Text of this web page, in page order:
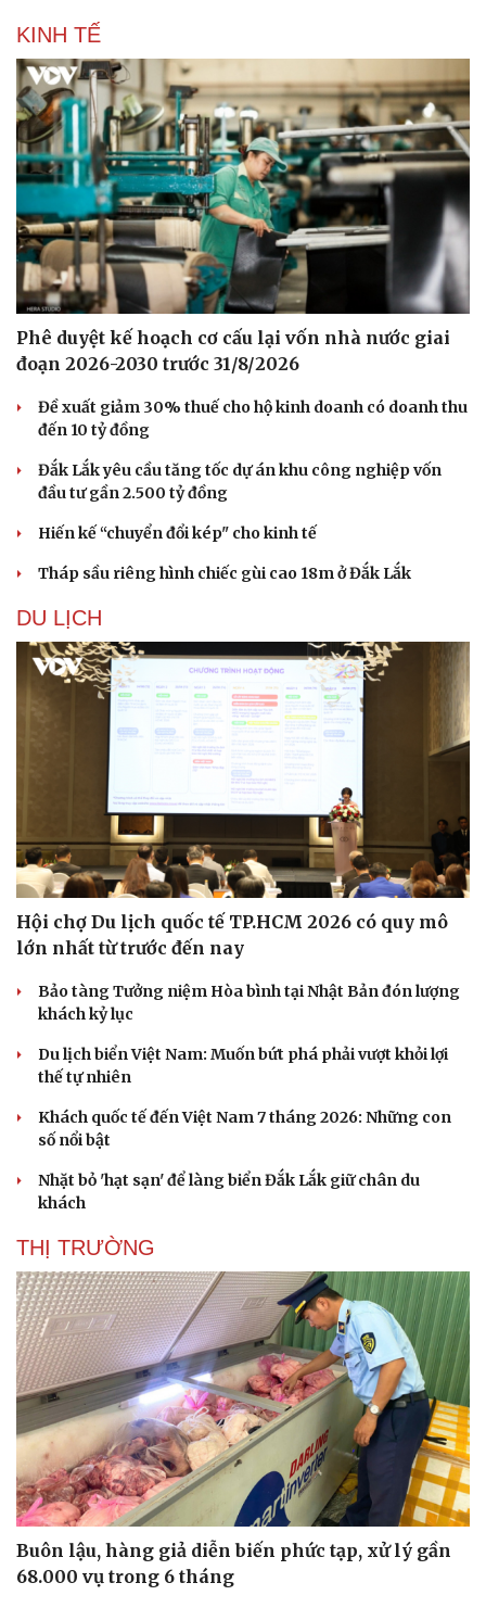
Doanh nghiệp
Thông tin doanh nghiệp
Doanh nghiệp 24h
Doanh nhân
Vì cộng đồng
Công nghệ
Sành điệu
Tin Công nghệ
Trải nghiệm
Chuyển đổi số
KINH TẾ
Phê duyệt kế hoạch cơ cấu lại vốn nhà nước giai
đoạn 2026-2030 trước 31/8/2026
Đề xuất giảm 30% thuế cho hộ kinh doanh có doanh thu
đến 10 tỷ đồng
Đắk Lắk yêu cầu tăng tốc dự án khu công nghiệp vốn
đầu tư gần 2.500 tỷ đồng
Hiến kế “chuyển đổi kép" cho kinh tế
Tháp sầu riêng hình chiếc gùi cao 18m ở Đắk Lắk
DU LỊCH
Hội chợ Du lịch quốc tế TP.HCM 2026 có quy mô
lớn nhất từ trước đến nay
Bảo tàng Tưởng niệm Hòa bình tại Nhật Bản đón lượng
khách kỷ lục
Du lịch biển Việt Nam: Muốn bứt phá phải vượt khỏi lợi
thế tự nhiên
Khách quốc tế đến Việt Nam 7 tháng 2026: Những con
số nổi bật
Nhặt bỏ 'hạt sạn' để làng biển Đắk Lắk giữ chân du
khách
THỊ TRƯỜNG
Buôn lậu, hàng giả diễn biến phức tạp, xử lý gần
68.000 vụ trong 6 tháng